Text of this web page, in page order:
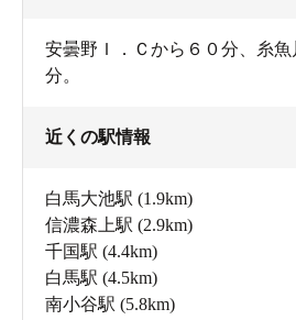
安曇野Ｉ．Ｃから６０分、糸魚
分。
近くの駅情報
白馬大池駅 (1.9km)
信濃森上駅 (2.9km)
千国駅 (4.4km)
白馬駅 (4.5km)
南小谷駅 (5.8km)